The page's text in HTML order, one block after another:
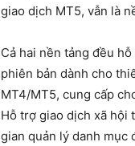
giao dịch MT5, vẫn là
Cả hai nền tảng đều
phiên bản dành cho
MT4/MT5, cung cấp
Hỗ trợ giao dịch xã hội
gian quản lý danh mục